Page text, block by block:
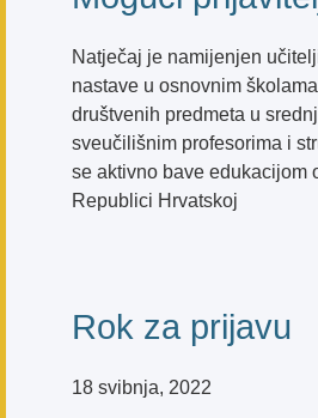
Natječaj je namijenjen
nastave u osnovnim
društvenih predmeta u
sveučilišnim profesorima i
se aktivno bave edukacijom
Republici Hrvatskoj
Rok za prijavu
18 svibnja, 2022